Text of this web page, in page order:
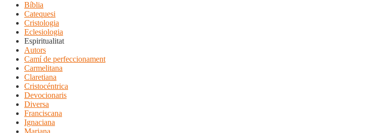
Bíblia
Catequesi
Cristologia
Eclesiologia
Espiritualitat
Autors
Camí de perfeccionament
Carmelitana
Claretiana
Cristocéntrica
Devocionaris
Diversa
Franciscana
Ignaciana
Mariana